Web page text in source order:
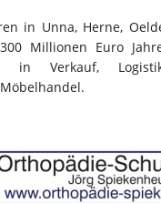
in Unna, Herne,
Millionen Euro
in Verkauf,